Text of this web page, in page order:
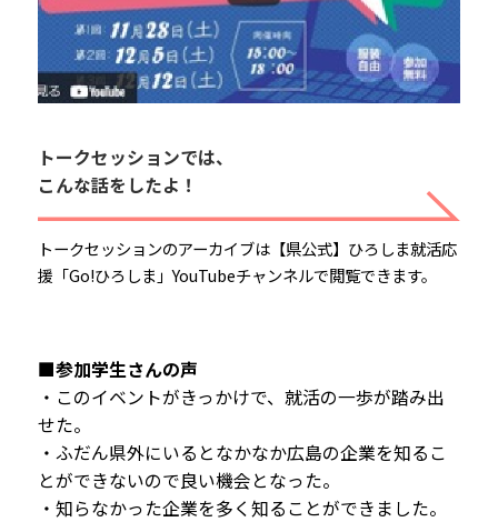
トークセッションでは、
こんな話をしたよ！
トークセッションのアーカイブは【県公式】ひろしま就活応
援「Go!ひろしま」YouTubeチャンネルで閲覧できます。
■参加学生さんの声
・このイベントがきっかけで、就活の一歩が踏み出
せた。
・ふだん県外にいるとなかなか広島の企業を知るこ
とができないので良い機会となった。
・知らなかった企業を多く知ることができました。